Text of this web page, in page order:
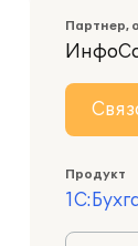
Партнер,
Продукт